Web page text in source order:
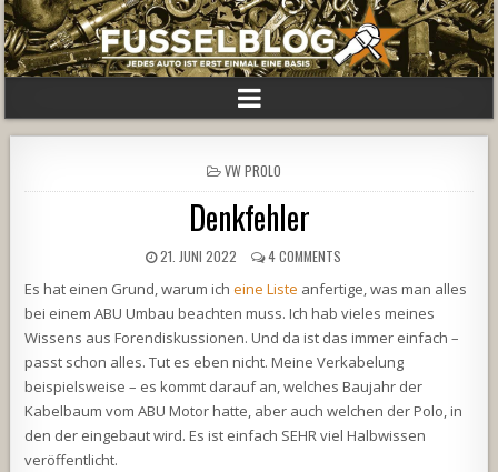
POSTED
IN
VW PROLO
Denkfehler
21. JUNI 2022 4 COMMENTS
Es hat einen Grund, warum icheine Liste anfertige, was man alles
bei einem ABU Umbau beachten muss. Ich hab vieles meines
Wissens aus Forendiskussionen. Und da ist das immer einfach –
passt schon alles. Tut es eben nicht. Meine Verkabelung
beispielsweise – es kommt darauf an, welches Baujahr der
Kabelbaum vom ABU Motor hatte, aber auch welchen der Polo, in
den der eingebaut wird. Es ist einfach SEHR viel Halbwissen
veröffentlicht.